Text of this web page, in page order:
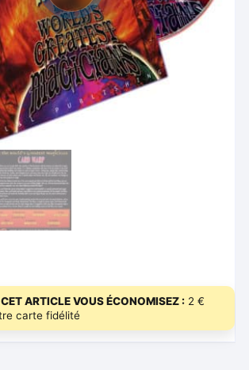
ARTICLE VOUS ÉCONOMISEZ : 2 €
carte fidélité